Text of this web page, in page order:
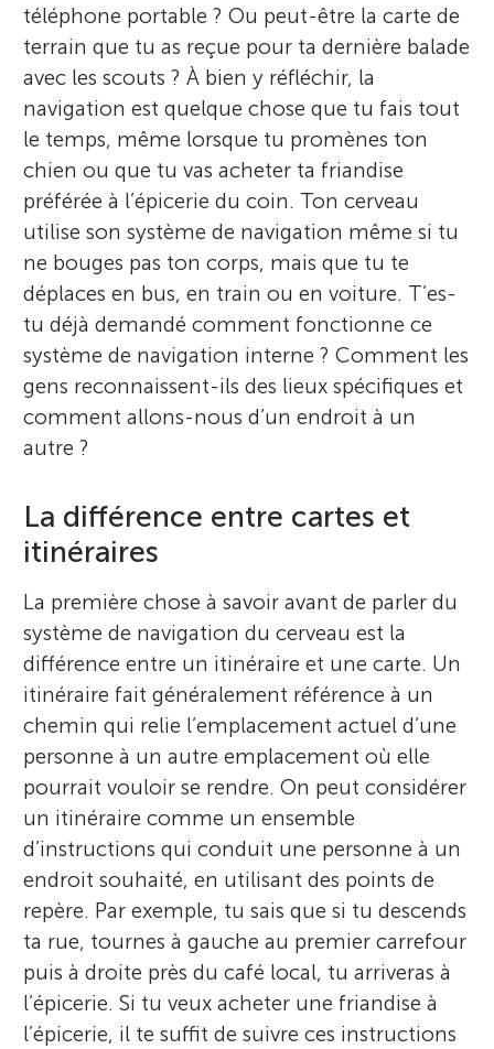
téléphone portable ? Ou peut-être la carte de
terrain que tu as reçue pour ta dernière balade
avec les scouts ? À bien y réfléchir, la
navigation est quelque chose que tu fais tout
le temps, même lorsque tu promènes ton
chien ou que tu vas acheter ta friandise
préférée à l’épicerie du coin. Ton cerveau
utilise son système de navigation même si tu
ne bouges pas ton corps, mais que tu te
déplaces en bus, en train ou en voiture. T’es-
tu déjà demandé comment fonctionne ce
système de navigation interne ? Comment les
gens reconnaissent-ils des lieux spécifiques et
comment allons-nous d’un endroit à un
autre ?
La différence entre cartes et
itinéraires
La première chose à savoir avant de parler du
système de navigation du cerveau est la
différence entre un itinéraire et une carte. Un
itinéraire fait généralement référence à un
chemin qui relie l’emplacement actuel d’une
personne à un autre emplacement où elle
pourrait vouloir se rendre. On peut considérer
un itinéraire comme un ensemble
d’instructions qui conduit une personne à un
endroit souhaité, en utilisant des points de
repère. Par exemple, tu sais que si tu descends
ta rue, tournes à gauche au premier carrefour
puis à droite près du café local, tu arriveras à
l’épicerie. Si tu veux acheter une friandise à
l’épicerie, il te suffit de suivre ces instructions